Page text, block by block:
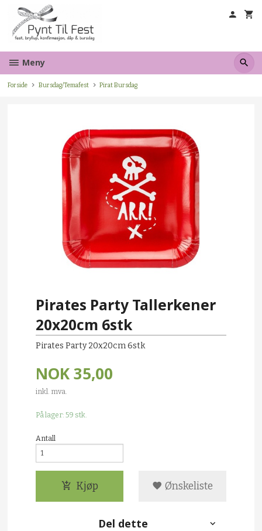
innholdet
Meny
Forside Bursdag/Temafest Pirat Bursdag
Pirates Party Tallerkener
20x20cm 6stk
Pirates Party 20x20cm 6stk
NOK 35,00
inkl. mva.
På lager: 59 stk.
Antall
Kjøp Ønskeliste
Del dette